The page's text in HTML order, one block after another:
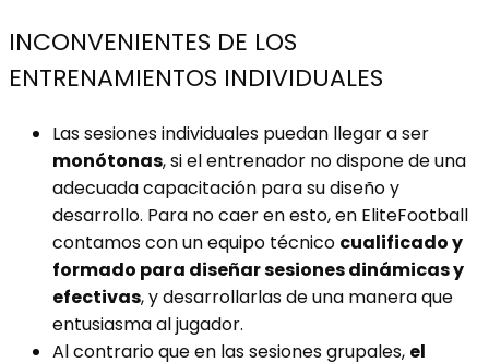
INCONVENIENTES DE LOS
ENTRENAMIENTOS INDIVIDUALES
Las sesiones individuales puedan llegar a ser
monótonas, si el entrenador no dispone de una
adecuada capacitación para su diseño y
desarrollo. Para no caer en esto, en EliteFootball
contamos con un equipo técnico cualificado y
formado para diseñar sesiones dinámicas y
efectivas, y desarrollarlas de una manera que
entusiasma al jugador.
Al contrario que en las sesiones grupales, el